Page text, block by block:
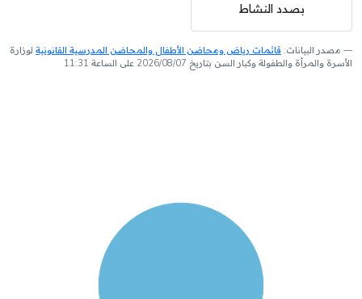
بصدد النشاط
مصدر البيانات: قائمات رياض ومحاضن الأطفال والمحاضن المدرسية القانونية لوزارة
الأسرة والمرأة والطفولة وكبار السن بتاريخ 2026/08/07 على الساعة 11:31